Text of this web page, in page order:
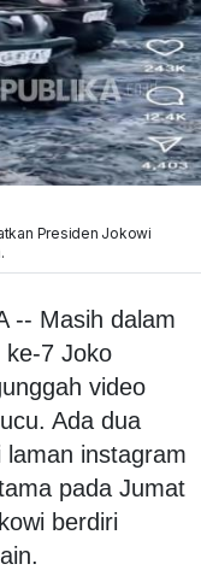
Presiden Jokowi
-- Masih dalam
ke-7 Joko
video
Ada dua
laman instagram
pada Jumat
berdiri